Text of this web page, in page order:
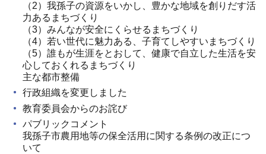
（2）我孫子の資源をいかし、豊かな地域を創りだす活
力あるまちづくり
（3）みんなが安全にくらせるまちづくり
（4）若い世代に魅力ある、子育てしやすいまちづくり
（5）誰もが生涯をとおして、健康で自立した生活を安
心しておくれるまちづくり
主な都市整備
行政組織を変更しました
教育委員会からのお詫び
パブリックコメント
我孫子市農用地等の保全活用に関する条例の改正につ
いて